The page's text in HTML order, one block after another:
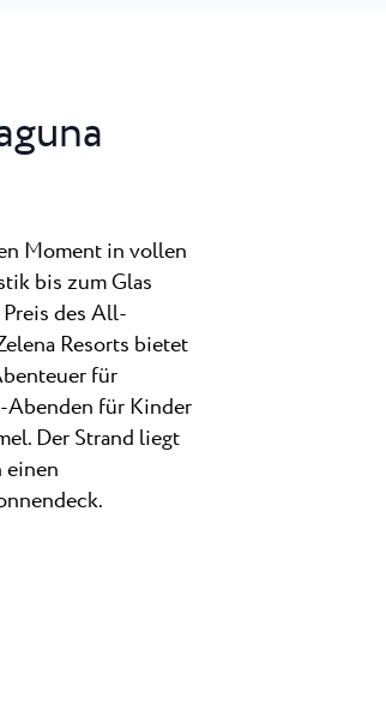
Moment in vollen
bis zum Glas
des All-
Resorts bietet
für
Abenden für Kinder
Der Strand liegt
einen